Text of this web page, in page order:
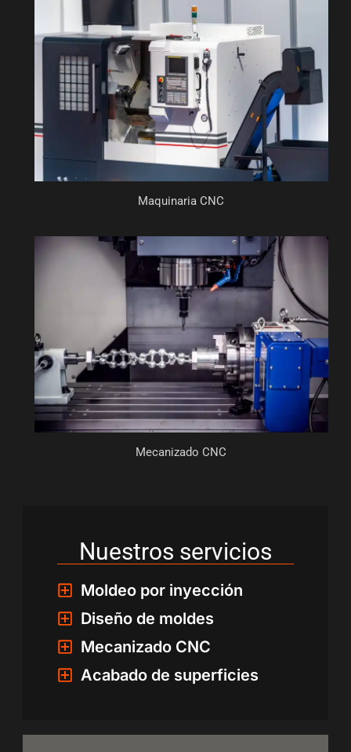
Maquinaria CNC
Mecanizado CNC
Nuestros servicios
Moldeo por inyección
Diseño de moldes
Mecanizado CNC
Acabado de superficies